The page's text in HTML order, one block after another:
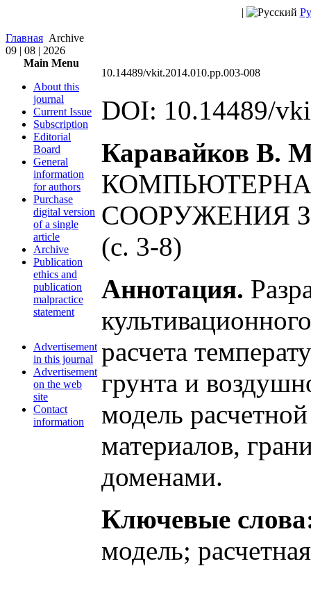
|
Главная Archive
09 | 08 | 2026
Main Menu
About this
journal
Current Issue
Subscription
Editorial
Board
General
information
for authors
Purchase
digital version
of a single
article
Archive
Publication
ethics and
publication
malpractice
statement
Advertisement
in this journal
Advertisement
on the web
site
Contact
information
10.14489/vkit.2014.010.pp.003-008
DOI: 10.14489/
Каравайков В.
СООРУЖЕНИЯ
(с. 3-8)
Аннотация.
расчета
грунта и
модель
материалов,
доменами.
Ключевые
модель;